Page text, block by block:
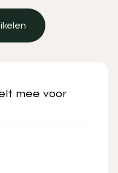
mee voor